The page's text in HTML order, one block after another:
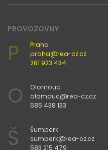
PROVOZOVNY
P
Praha
praha@rea-cz.cz
281 923 434
O
Olomouc
olomouc@rea-cz.cz
585 438 133
Š
Šumperk
sumperk@rea-cz.cz
583 215 479